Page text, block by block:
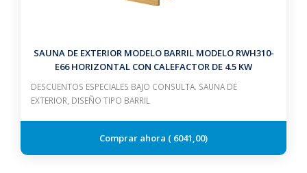
SAUNA DE EXTERIOR MODELO BARRIL MODELO RWH310-
E66 HORIZONTAL CON CALEFACTOR DE 4.5 KW
DESCUENTOS ESPECIALES BAJO CONSULTA. SAUNA DE
EXTERIOR, DISEÑO TIPO BARRIL
6041,00